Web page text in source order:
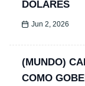
DÓLARES
Jun 2, 2026
(MUNDO)
COMO